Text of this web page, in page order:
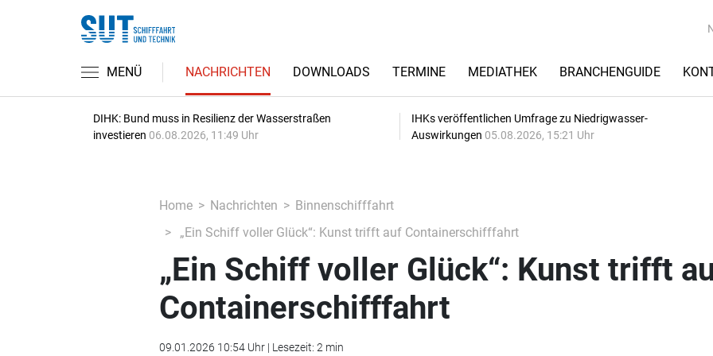
MENÜ NACHRICHTEN DOWNLOADS TERMINE MEDIATHEK BRANCHENGUIDE
DIHK: Bund muss in Resilienz der Wasserstraßen
investieren 06.08.2026, 11:49 Uhr
IHKs veröffentlichen Umfrage zu Niedrigwasser-
Auswirkungen 05.08.2026, 15:21 Uhr
Home Nachrichten
Binnenschifffahrt
„Ein Schiff voller Glück“: Kunst trifft auf Containerschifffahrt
„Ein Schiff voller Glück“: Kunst trifft
Containerschifffahrt
09.01.2026 10:54 Uhr | Lesezeit: 2 min